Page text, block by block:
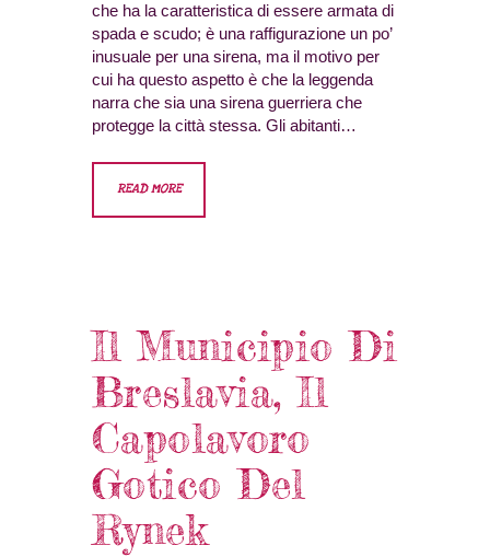
che ha la caratteristica di essere armata di
spada e scudo; è una raffigurazione un po’
inusuale per una sirena, ma il motivo per
cui ha questo aspetto è che la leggenda
narra che sia una sirena guerriera che
protegge la città stessa. Gli abitanti…
READ MORE
Il Municipio Di
Breslavia, Il
Capolavoro
Gotico Del
Rynek